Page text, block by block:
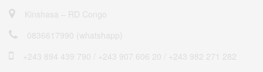
Kinshasa – RD Congo
0836617990 (whatshapp)
+243 894 439 790 / ‎+243 907 606 20 / +243 982 271 282